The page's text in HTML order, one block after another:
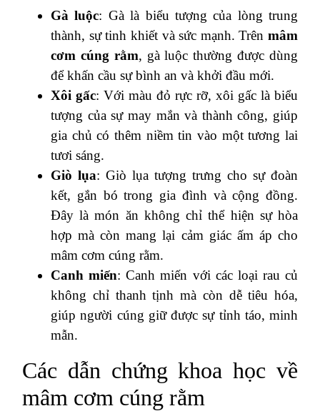
Gà luộc: Gà là biểu tượng của lòng trung
thành, sự tinh khiết và sức mạnh. Trên mâm
cơm cúng rằm, gà luộc thường được dùng
để khấn cầu sự bình an và khởi đầu mới.
Xôi gấc: Với màu đỏ rực rỡ, xôi gấc là biểu
tượng của sự may mắn và thành công, giúp
gia chủ có thêm niềm tin vào một tương lai
tươi sáng.
Giò lụa: Giò lụa tượng trưng cho sự đoàn
kết, gắn bó trong gia đình và cộng đồng.
Đây là món ăn không chỉ thể hiện sự hòa
hợp mà còn mang lại cảm giác ấm áp cho
mâm cơm cúng rằm.
Canh miến: Canh miến với các loại rau củ
không chỉ thanh tịnh mà còn dễ tiêu hóa,
giúp người cúng giữ được sự tỉnh táo, minh
mẫn.
Các dẫn chứng khoa học về
mâm cơm cúng rằm